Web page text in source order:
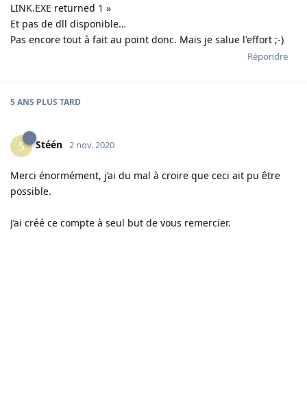
LINK.EXE returned 1 »
Et pas de dll disponible…
Pas encore tout à fait au point donc. Mais je salue l'effort ;-)
Répondre
5 ANS PLUS TARD
S Stéén 2 nov. 2020
Merci énormément, j’ai du mal à croire que ceci ait pu être
possible.
J’ai créé ce compte à seul but de vous remercier.